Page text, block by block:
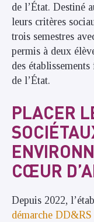
de l’État. Destiné
leurs critères
trois semestres
permis à deux
des
de l’État.
PLACER
CŒUR
Depuis 2022,
démarche DD&RS